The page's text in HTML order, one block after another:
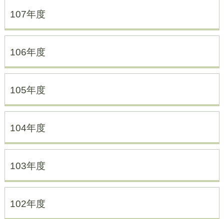
107年度
106年度
105年度
104年度
103年度
102年度